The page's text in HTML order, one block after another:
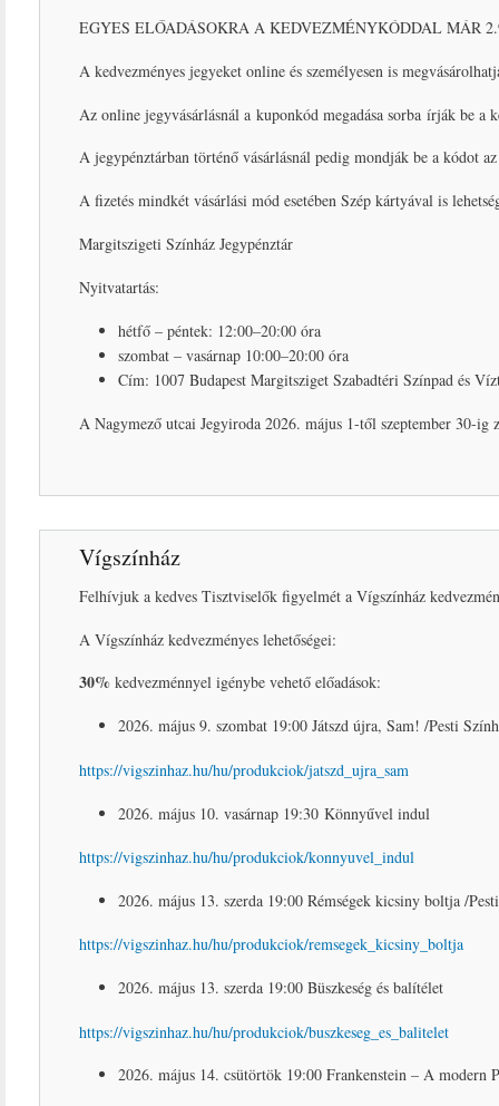
EGYES ELŐADÁSOKRA A KEDVEZMÉNYKÓDDAL MÁR
A kedvezményes jegyeket online és személyesen is
Az online jegyvásárlásnál a kuponkód megadása sorba írják be a
A jegypénztárban történő vásárlásnál pedig mondják be a kódot
A fizetés mindkét vásárlási mód esetében Szép kártyával is
Margitszigeti Színház Jegypénztár
Nyitvatartás:
hétfő – péntek: 12:00–20:00 óra
szombat – vasárnap 10:00–20:00 óra
Cím: 1007 Budapest Margitsziget Szabadtéri Színpad és
A Nagymező utcai Jegyiroda 2026. május 1-től szeptember 30-ig
Vígszínház
Felhívjuk a kedves Tisztviselők figyelmét a Vígszínház
A Vígszínház kedvezményes lehetőségei:
30% kedvezménnyel igénybe vehető előadások:
2026. május 9. szombat 19:00 Játszd újra, Sam! /Pesti
https://vigszinhaz.hu/hu/produkciok/jatszd_ujra_sam
2026. május 10. vasárnap 19:30 Könnyűvel indul
https://vigszinhaz.hu/hu/produkciok/konnyuvel_indul
2026. május 13. szerda 19:00 Rémségek kicsiny boltja /
https://vigszinhaz.hu/hu/produkciok/remsegek_kicsiny_boltja
2026. május 13. szerda 19:00 Büszkeség és balítélet
https://vigszinhaz.hu/hu/produkciok/buszkeseg_es_balitelet
2026. május 14. csütörtök 19:00 Frankenstein – A modern